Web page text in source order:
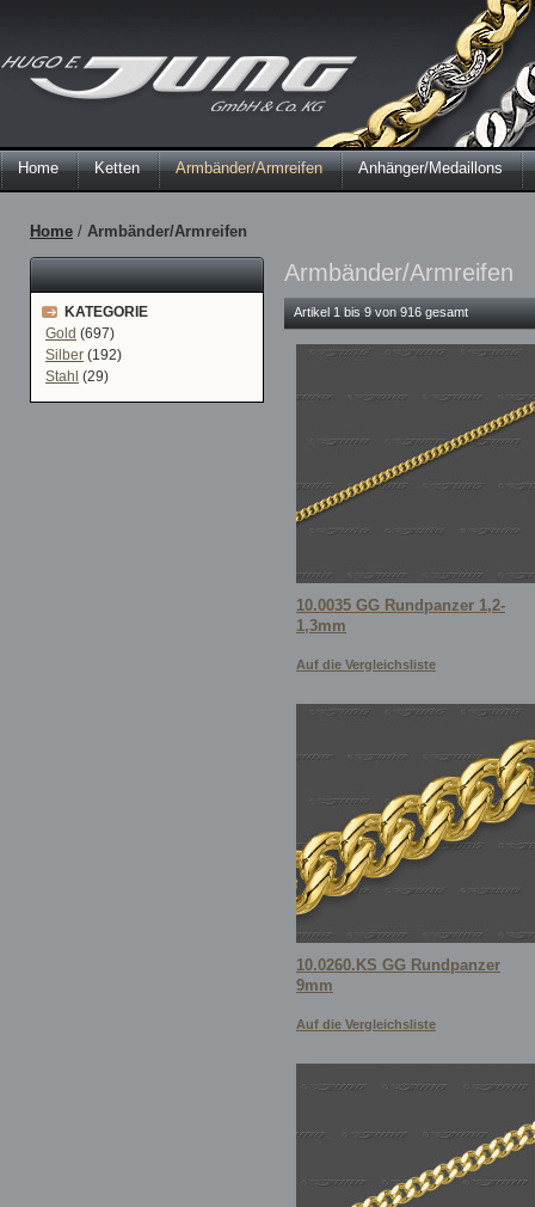
Home Ketten Armbänder/Armreifen Anhänger/Medaillons
Home / Armbänder/Armreifen
Armbänder/Armreifen
Artikel 1 bis 9 von 916 gesamt
10.0035 GG Rundpanzer 1,2-
1,3mm
Auf die Vergleichsliste
10.0260.KS GG Rundpanzer
9mm
Auf die Vergleichsliste
KATEGORIE
Gold (697)
Silber (192)
Stahl (29)